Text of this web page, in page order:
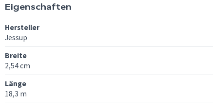
Eigenschaften
Hersteller
Jessup
Breite
2,54 cm
Länge
18,3 m